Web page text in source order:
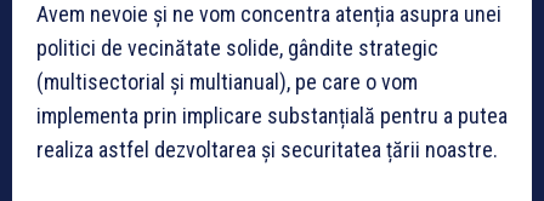
Avem nevoie și ne vom concentra atenția asupra unei
politici de vecinătate solide, gândite strategic
(multisectorial și multianual), pe care o vom
implementa prin implicare substanțială pentru a putea
realiza astfel dezvoltarea și securitatea țării noastre.